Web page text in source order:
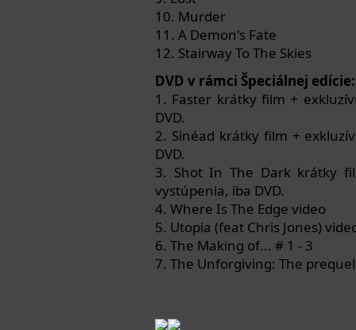
10. Murder
11. A Demon's Fate
12. Stairway To The Skies
DVD v rámci Špeciálnej edície:
1. Faster krátky film +
DVD.
2. Sinéad krátky film +
DVD.
3. Shot In The Dark krátky
vystúpenia, iba DVD.
4. Where Is The Edge video
5. Utopia (feat Chris Jones)
6. The Making of... # 1 - 3
7. The Unforgiving: The